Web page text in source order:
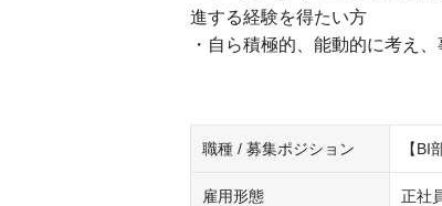
進する経験を得たい方
・自ら積極的、能動的に考え
職種 / 募集ポジション 【BI
雇用形態 正社